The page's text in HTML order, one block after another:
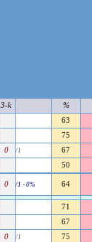
3-k %
63
75
0 /1 67
50
0 /1 - 0% 64
71
67
0 /1 75